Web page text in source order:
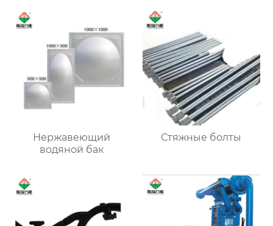
Нержавеющий
водяной бак
Стяжные болты